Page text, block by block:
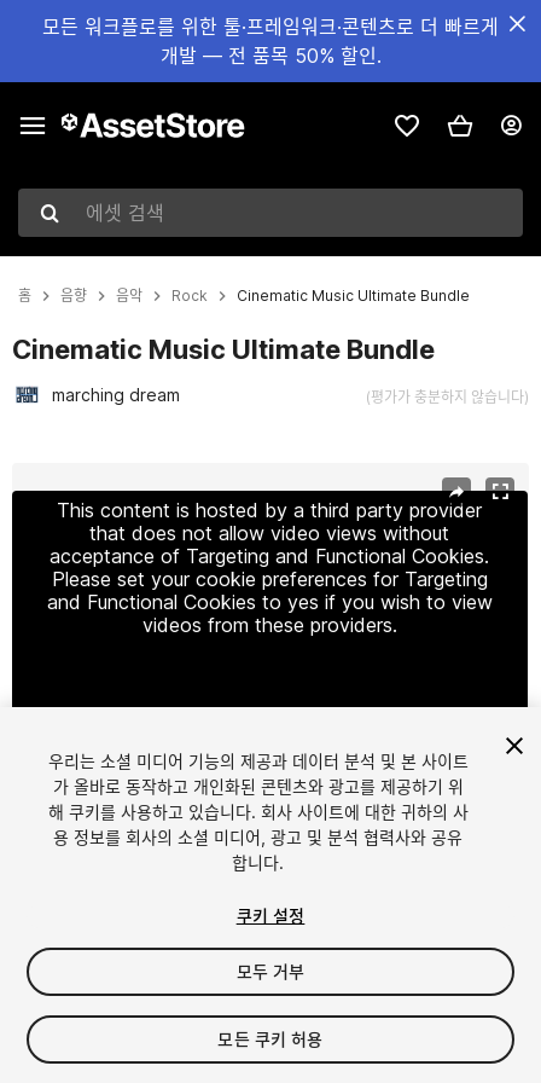
모든 워크플로를 위한 툴·프레임워크·콘텐츠로 더 빠르게
개발 — 전 품목 50% 할인.
에셋 검색
홈 음향 음악 Rock Cinematic Music Ultimate Bundle
Cinematic Music Ultimate Bundle
marching dream (평가가 충분하지 않습니다)
This content is hosted by a third party provider
that does not allow video views without
acceptance of Targeting and Functional Cookies.
Please set your cookie preferences for Targeting
and Functional Cookies to yes if you wish to view
videos from these providers.
1/7
$159.99
세금/부가세는 결제 시 반영됩니다.
우리는 소셜 미디어 기능의 제공과 데이터 분석 및 본 사이트
가 올바로 동작하고 개인화된 콘텐츠와 광고를 제공하기 위
해 쿠키를 사용하고 있습니다. 회사 사이트에 대한 귀하의 사
용 정보를 회사의 소셜 미디어, 광고 및 분석 협력사와 공유
합니다.
쿠키 설정
모두 거부
모든 쿠키 허용